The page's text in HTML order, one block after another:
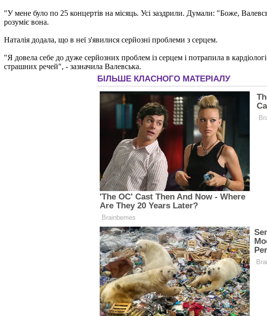
"У мене було по 25 концертів на місяць. Усі заздрили. Думали: "Боже,
розуміє вона.
Наталія додала, що в неї з'явилися серйозні проблеми з серцем.
"Я довела себе до дуже серйозних проблем із серцем і потрапила в
страшних речей", - зазначила Валевська.